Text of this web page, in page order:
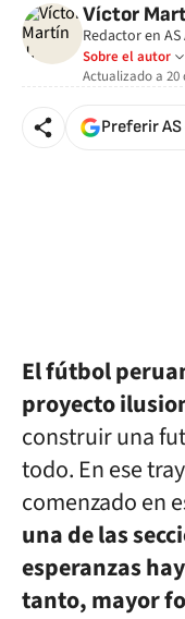
Víctor
Redactor en
Sobre el autor
Actualizado a 20
Preferir
El fútbol
proyecto
construir una
todo. En ese
comenzado en
una de las
esperanzas
tanto, mayor